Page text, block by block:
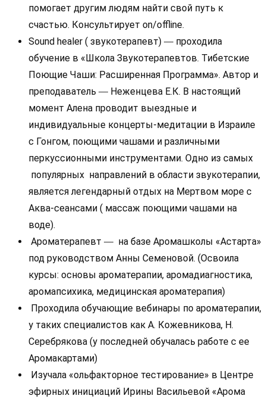
помогает другим людям найти свой путь к
счастью. Консультирует on/offline.
Sound healer ( звукотерапевт) — проходила
обучение в «Школа Звукотерапевтов. Тибетские
Поющие Чаши: Расширенная Программа». Автор и
преподаватель — Неженцева Е.К. В настоящий
момент Алена проводит выездные и
индивидуальные концерты-медитации в Израиле
с Гонгом, поющими чашами и различными
перкуссионными инструментами. Одно из самых
популярных направлений в области звукотерапии,
является легендарный отдых на Мертвом море с
Аква-сеансами ( массаж поющими чашами на
воде).
Ароматерапевт — на базе Аромашколы «Астарта»
под руководством Анны Семеновой. (Освоила
курсы: основы ароматерапии, аромадиагностика,
аромапсихика, медицинская ароматерапия)
Проходила обучающие вебинары по ароматерапии,
у таких специалистов как А. Кожевникова, Н.
Серебрякова (у последней обучалась работе с ее
Аромакартами)
Изучала «ольфакторное тестирование» в Центре
эфирных инициаций Ирины Васильевой «Арома